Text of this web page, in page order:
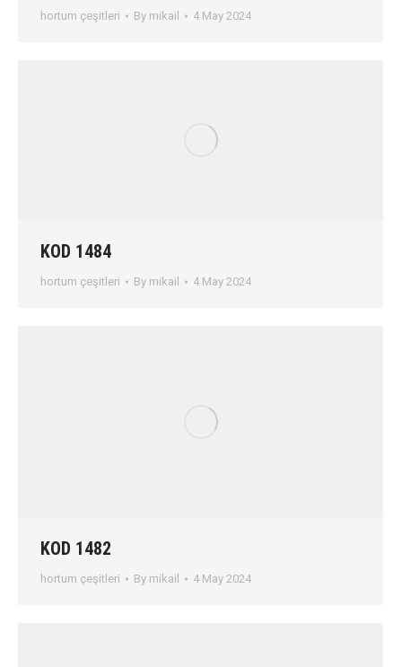
hortum çeşitleri By mikail 4 May 2024
KOD 1484
hortum çeşitleri By mikail 4 May 2024
KOD 1482
hortum çeşitleri By mikail 4 May 2024